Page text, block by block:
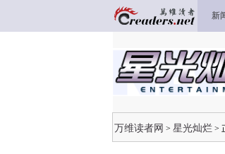
新
万维读者网 > 星光灿烂 >